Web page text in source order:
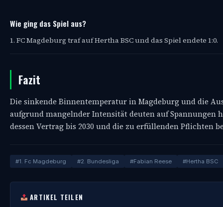
Wie ging das Spiel aus?
1. FC Magdeburg traf auf Hertha BSC und das Spiel endete 1:0.
Fazit
Die sinkende Binnentemperatur in Magdeburg und die
aufgrund mangelnder Intensität deuten auf Spannungen
dessen Vertrag bis 2030 und die zu erfüllenden Pflichten
#1. Fc Magdeburg #2. Bundesliga #Fabian Reese #Hertha BSC
ARTIKEL TEILEN